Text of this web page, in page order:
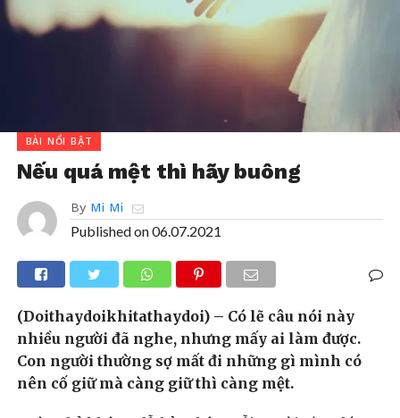
BÀI NỔI BẬT
Nếu quá mệt thì hãy buông
By Mi Mi
Published on06.07.2021
(Doithaydoikhitathaydoi) – Có lẽ câu nói này
nhiều người đã nghe, nhưng mấy ai làm được.
Con người thường sợ mất đi những gì mình có
nên cố giữ mà càng giữ thì càng mệt.